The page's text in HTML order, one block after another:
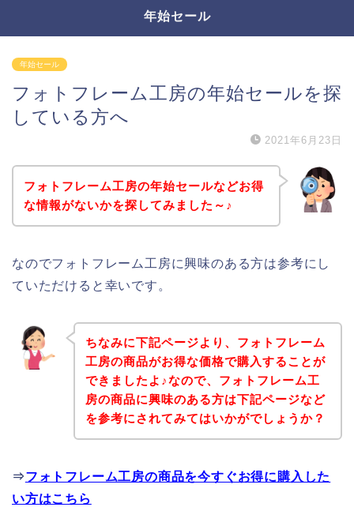
年始セール
年始セール
フォトフレーム工房の年始セールを探
している方へ
2021年6月23日
フォトフレーム工房の年始セールなどお得
な情報がないかを探してみました～♪
なのでフォトフレーム工房に興味のある方は参考にし
ていただけると幸いです。
ちなみに下記ページより、フォトフレーム
工房の商品がお得な価格で購入することが
できましたよ♪なので、フォトフレーム工
房の商品に興味のある方は下記ページなど
を参考にされてみてはいかがでしょうか？
⇒フォトフレーム工房の商品を今すぐお得に購入した
い方はこちら